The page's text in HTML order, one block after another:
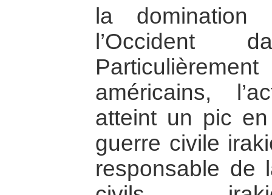
la
l’Occident
américains,
atteint un pic
guerre civile
responsable de